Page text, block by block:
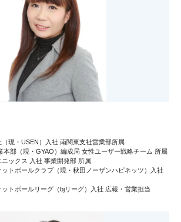
現・USEN）入社 南関東支社営業部所属
部（現・GYAO）編成局 女性ユーザー戦略チーム 所属
ックス 入社 事業開発部 所属
トボールクラブ（現・秋田ノーザンハピネッツ）入社
トボールリーグ（bjリーグ）入社 広報・営業担当